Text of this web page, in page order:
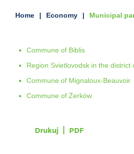
Home Economy Municipal
Commune of Biblis
Region Svietlovodsk in the district
Commune of Mignaloux-Beauvoir
Commune of Żerków
Drukuj PDF